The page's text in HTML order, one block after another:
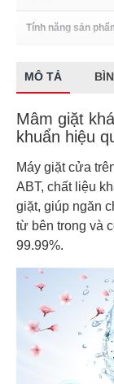
Tính năng sản
khác
Xuất Xứ & Bảo
Xuất xứ
Bảo hành
MÔ TẢ
Mâm giặt
khuẩn hiệu
Máy giặt cửa
ABT, chất liệu
giặt, giúp ngăn
từ bên trong và
99.99%.